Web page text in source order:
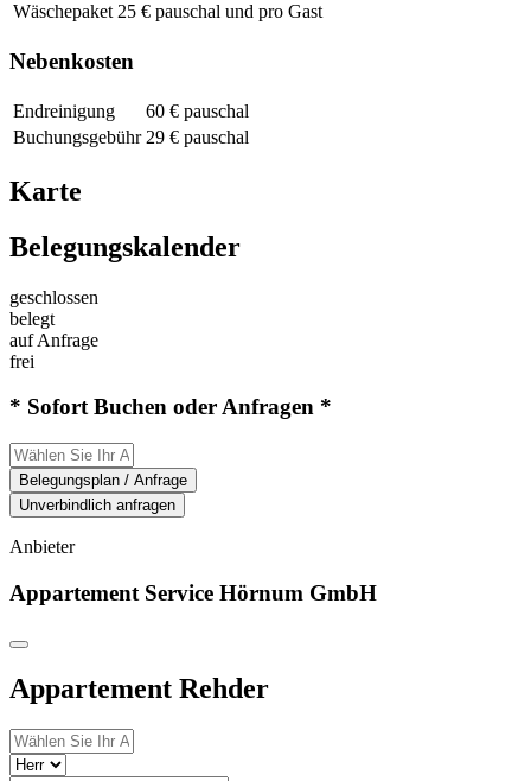
Wäschepaket 25 € pauschal und pro Gast
Nebenkosten
Endreinigung
60 € pauschal
Buchungsgebühr 29 € pauschal
Karte
Belegungskalender
geschlossen
belegt
auf Anfrage
frei
* Sofort Buchen oder Anfragen *
Belegungsplan / Anfrage
Unverbindlich anfragen
Anbieter
Appartement Service Hörnum GmbH
Appartement Rehder